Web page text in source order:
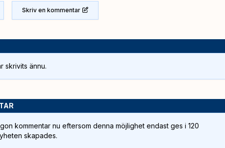
Skriv en kommentar
skrivits ännu.
kommentar nu eftersom denna möjlighet endast ges i 120
skapades.